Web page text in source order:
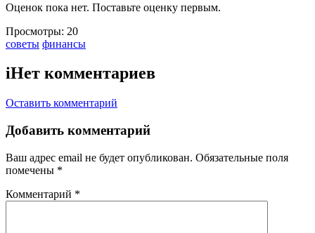
Оценок пока нет. Поставьте оценку первым.
Просмотры: 20
Тэги:
советы финансы
iНет комментариев
Оставить комментарий
Добавить комментарий
Ваш адрес email не будет опубликован. Обязательные поля
помечены *
Комментарий *